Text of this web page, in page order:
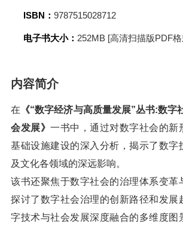
ISBN： 9787515028712
电子书大小： 252MB [高清扫描版PDF格
内容简介
在 《“数字经济与高质量发展”丛书:数字
会发展》 一书中，通过对数字社会的新
基础设施建设的深入分析，揭示了数字
及文化各领域的深远影响。
该书还聚焦于数字社会的治理体系变革
探讨了数字社会治理的创新路径和发展
字技术与社会发展深度融合的多维度图